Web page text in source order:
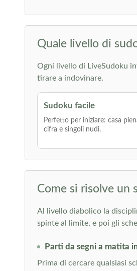
Quale livello di
Ogni livello di LiveSudoku
tirare a indovinare.
Sudoku facile
Perfetto per iniziare: casa
cifra e singoli nudi.
Come si risolve un
Al livello diabolico la
spinte al limite, e poi gli
Parti da segni a matita
Prima di cercare qualsiasi